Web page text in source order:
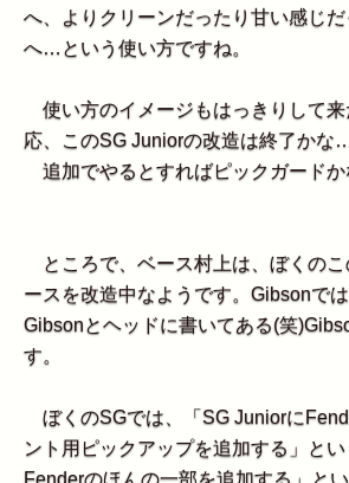
へ、よりクリーンだったり甘い感じだ
へ…という使い方ですね。
使い方のイメージもはっきりして来
応、このSG Juniorの改造は終了かな…
追加でやるとすればピックガードか
ところで、ベース村上は、ぼくの
ースを改造中なようです。Gibsonでは
Gibsonとヘッドに書いてある(笑
す。
ぼくのSGでは、「SG Juniorに
ント用ピックアップを追加する」と